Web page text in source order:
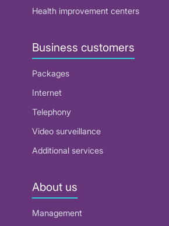
Health improvement centers
Business customers
Packages
Internet
Telephony
Video surveillance
Additional services
About us
Management